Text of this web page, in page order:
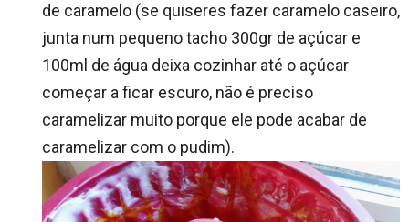
de caramelo (se quiseres fazer caramelo caseiro,
junta num pequeno tacho 300gr de açúcar e
100ml de água deixa cozinhar até o açúcar
começar a ficar escuro, não é preciso
caramelizar muito porque ele pode acabar de
caramelizar com o pudim).